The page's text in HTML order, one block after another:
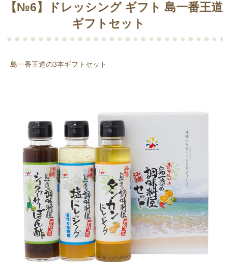
【№6】ドレッシング ギフト 島一番王道
ギフトセット
島一番王道の3本ギフトセット